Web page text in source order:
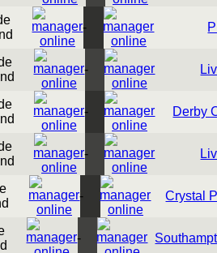
-
-
- Derby
-
- Crystal
-